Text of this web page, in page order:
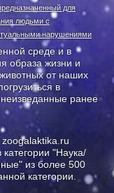
для
людьми с
нарушениями
среде и в
образа жизни и
от наших
в
ранее
категории "Наука/
из более 500
категории.